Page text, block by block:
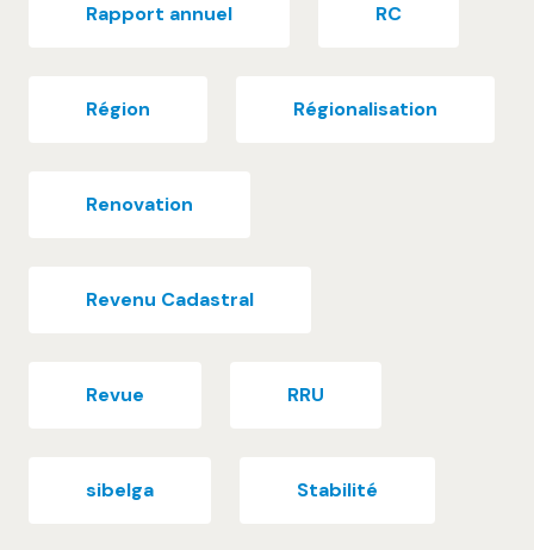
Rapport annuel RC
Région Régionalisation
Renovation
Revenu Cadastral
Revue RRU
sibelga Stabilité